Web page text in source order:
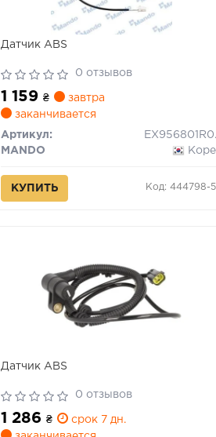
Датчик ABS
0 отзывов
1 159 ₴
завтра
заканчивается
Артикул:
MANDO
КУПИТЬ Код: 444798-
Датчик ABS
0 отзывов
1 286 ₴
срок 7 дн.